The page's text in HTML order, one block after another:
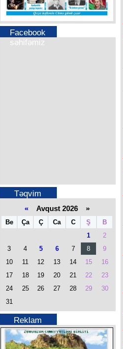
Facebook
səhifəmiz
Təqvim
«Avqust 2026 »
Be Ça Ç Ca C Ş
B
1
2
3
4 5 6 7 8
9
10
11 12 13 14 15
16
17
18 19 20 21 22
23
24
25 26 27 28 29
30
31
Reklam